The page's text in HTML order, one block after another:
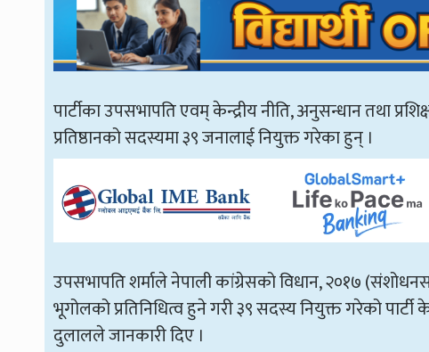
पार्टीका उपसभापति एवम् केन्द्रीय नीति, अनुसन्धान तथा
प्रतिष्ठानको सदस्यमा ३९ जनालाई नियुक्त गरेका हुन् ।
उपसभापति शर्माले नेपाली कांग्रेसको विधान, २०१७
भूगोलको प्रतिनिधित्व हुने गरी ३९ सदस्य नियुक्त गरेको
दुलालले जानकारी दिए ।